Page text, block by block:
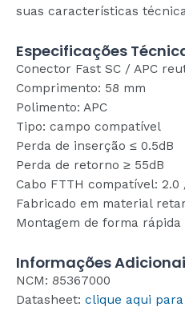
suas características
Especificações
Conector Fast SC / APC
Comprimento: 58 mm
Polimento: APC
Tipo: campo compatível
Perda de inserção ≤ 0.5dB
Perda de retorno ≥ 55dB
Cabo FTTH compatível: 2.0
Fabricado em material
Montagem de forma
Informações
NCM: 85367000
Datasheet: clique aqui